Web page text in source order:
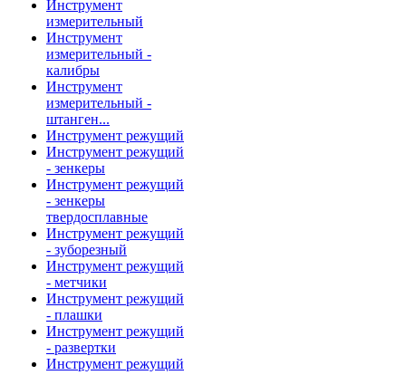
Инструмент
измерительный
Инструмент
измерительный -
калибры
Инструмент
измерительный -
штанген...
Инструмент режущий
Инструмент режущий
- зенкеры
Инструмент режущий
- зенкеры
твердосплавные
Инструмент режущий
- зуборезный
Инструмент режущий
- метчики
Инструмент режущий
- плашки
Инструмент режущий
- развертки
Инструмент режущий